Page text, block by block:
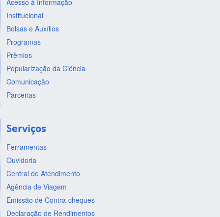
Institucional
Bolsas e Auxílios
Programas
Prêmios
Popularização da Ciência
Comunicação
Parcerias
Serviços
Ferramentas
Ouvidoria
Central de Atendimento
Agência de Viagem
Emissão de Contra-cheques
Declaração de Rendimentos